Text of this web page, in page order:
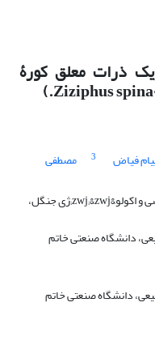
ذرات معلق کورۀ
فیاض 3 مصطفی
دانش آموختة کارشناسی ارشد جنگل شناسی و اکولو&zwj;&zwj;ژی جنگل،
دانشگاه صنعتی خاتم
دانشگاه صنعتی خاتم